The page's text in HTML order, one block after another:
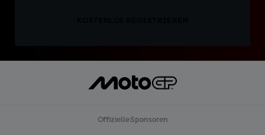
Offizielle Sponsoren